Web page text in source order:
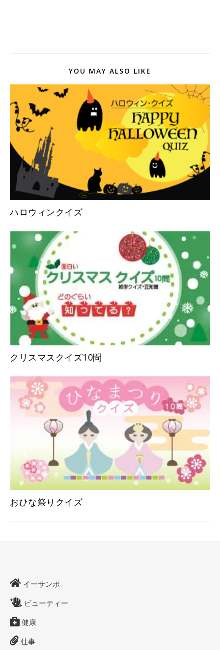
YOU MAY ALSO LIKE
ハロウィンクイズ
クリスマスクイズ10問
おひな祭りクイズ
イーサンポ
ビューティー
健康
仕事